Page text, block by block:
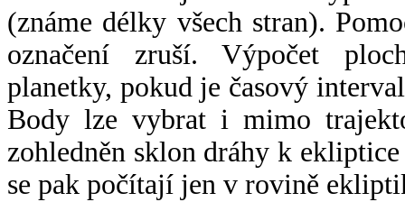
(známe délky všech stran).
označení zruší. Výpočet
planetky, pokud je časový
Body lze vybrat i mimo
zohledněn sklon dráhy k
se pak počítají jen v rovině